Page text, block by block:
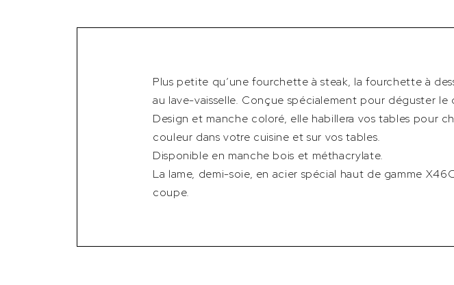
Plus petite qu’une fourchette à steak, la fourchette à
au lave-vaisselle. Conçue spécialement pour déguster
Design et manche coloré, elle habillera vos tables pour
couleur dans votre cuisine et sur vos tables.
Disponible en manche bois et méthacrylate.
La lame, demi-soie, en acier spécial haut de gamme
coupe.